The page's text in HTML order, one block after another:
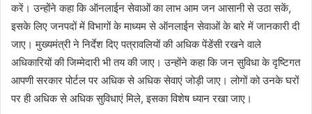
करें। उन्होंने कहा कि ऑनलाईन सेवाओं का लाभ आम जन आसानी से उठा सकें,
इसके लिए जनपदों में विभागों के माध्यम से ऑनलाईन सेवाओं के बारे में जानकारी दी
जाए। मुख्यमंत्री ने निर्देश दिए पत्रावलियों की अधिक पेंडेंसी रखने वाले
अधिकारियों की जिम्मेदारी भी तय की जाए। उन्होंने कहा कि जन सुविधा के दृष्टिगत
आपणी सरकार पोर्टल पर अधिक से अधिक सेवाएं जोड़ी जाए। लोगों को उनके घरों
पर ही अधिक से अधिक सुविधाएं मिले, इसका विशेष ध्यान रखा जाए।